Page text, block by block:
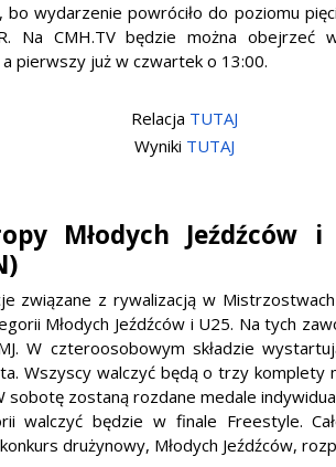
wydarzenie powróciło do poziomu
Na CMH.TV będzie można obejrzeć
pierwszy już w czwartek o 13:00.
Relacja TUTAJ
Wyniki TUTAJ
Młodych Jeźdźców
związane z rywalizacją w
Młodych Jeźdźców i U25. Na tych
W czteroosobowym składzie
Wszyscy walczyć będą o trzy
sobotę zostaną rozdane medale
walczyć będzie w finale Freestyle.
drużynowy, Młodych Jeźdźców,